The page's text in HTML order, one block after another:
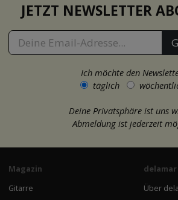
JETZT NEWSLETTER
Ich möchte den
täglich
Deine Privatsphäre ist uns
Abmeldung ist jederzeit
Magazin
Gitarre
delamar
Über